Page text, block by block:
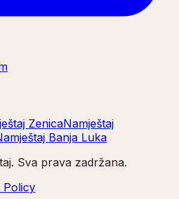
ZenicaNamještaj
Banja Luka
Sva prava zadržana.
Policy